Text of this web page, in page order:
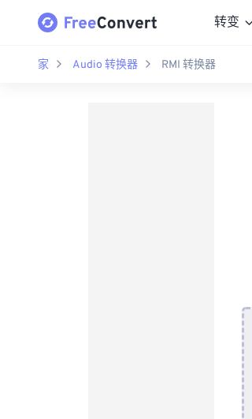
转变
家 Audio 转换器 RMI 转换器